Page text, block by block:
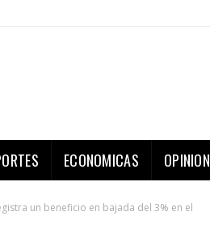
ECONOMICAS OPINION
un beneficio en bajada del 3% en el